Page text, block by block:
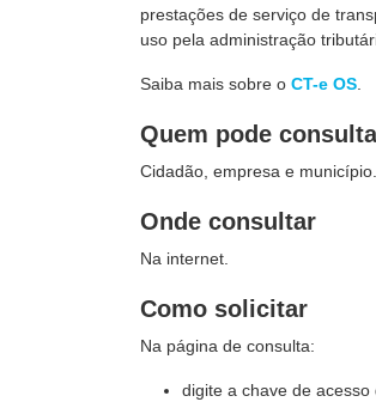
prestações de serviço de
uso pela administração
Saiba mais sobre o CT-e OS
Quem pode
Cidadão, empresa e município.
Onde consultar
Na internet.
Como solicitar
Na página de consulta:
digite a chave de acesso